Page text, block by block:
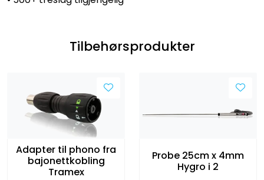
Tilbehørsprodukter
Adapter til phono fra
bajonettkobling
Tramex
Probe 25cm x 4mm
Hygro i 2